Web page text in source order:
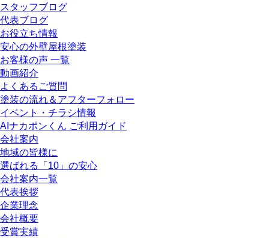
スタッフブログ
代表ブログ
お役立ち情報
安心の外壁屋根塗装
お客様の声 一覧
動画紹介
よくあるご質問
塗装の流れ＆アフターフォロー
イベント・チラシ情報
AIナカポンくん ご利用ガイド
会社案内
地域の皆様に
選ばれる「10」の安心
会社案内一覧
代表挨拶
企業理念
会社概要
受賞実績